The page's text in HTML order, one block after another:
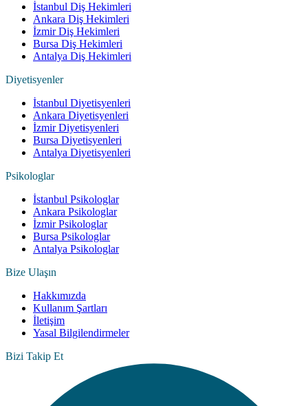
İstanbul Diş Hekimleri
Ankara Diş Hekimleri
İzmir Diş Hekimleri
Bursa Diş Hekimleri
Antalya Diş Hekimleri
Diyetisyenler
İstanbul Diyetisyenleri
Ankara Diyetisyenleri
İzmir Diyetisyenleri
Bursa Diyetisyenleri
Antalya Diyetisyenleri
Psikologlar
İstanbul Psikologlar
Ankara Psikologlar
İzmir Psikologlar
Bursa Psikologlar
Antalya Psikologlar
Bize Ulaşın
Hakkımızda
Kullanım Şartları
İletişim
Yasal Bilgilendirmeler
Bizi Takip Et